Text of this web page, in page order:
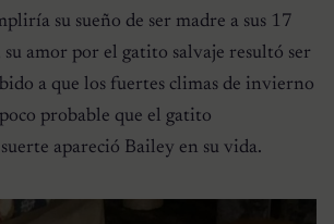
su sueño de ser madre a sus 17
su amor por el gatito salvaje resultó ser
a que los fuertes climas de invierno
probable que el gatito
apareció Bailey en su vida.